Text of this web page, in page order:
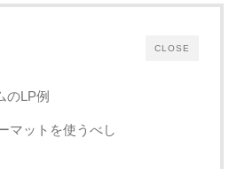
CLOSE
のLP例
マットを使うべし